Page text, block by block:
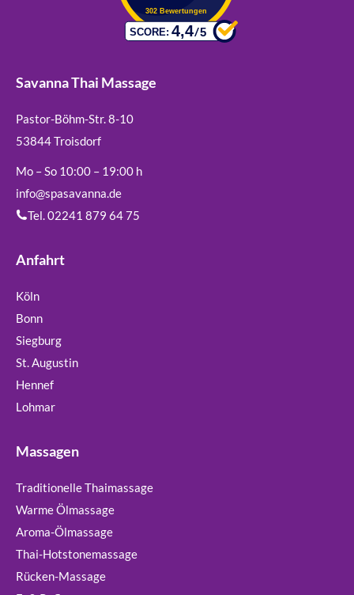
Savanna Thai Massage
Pastor-Böhm-Str. 8-10
53844 Troisdorf
Mo – So 10:00 – 19:00 h
info@spasavanna.de
Tel. 02241 879 64 75
Anfahrt
Köln
Bonn
Siegburg
St. Augustin
Hennef
Lohmar
Massagen
Traditionelle Thaimassage
Warme Ölmassage
Aroma-Ölmassage
Thai-Hotstonemassage
Rücken-Massage